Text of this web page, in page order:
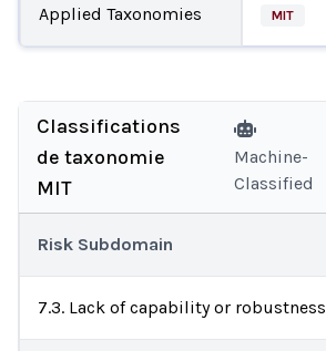
Applied Taxonomies MIT
Classifications
de taxonomie
MIT
Machine-
Classified
Risk Subdomain
7.3. Lack of capability or robustness